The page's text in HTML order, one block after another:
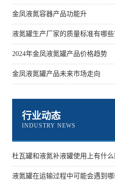
金凤液氮容器产品功能升
液氮罐生产厂家的质量标准有哪些
2024年金凤液氮罐产品价格趋势
金凤液氮罐产品未来市场走向
行业动态
INDUSTRY NEWS
杜瓦罐和液氮补液罐使用上有什么
液氮罐在运输过程中可能会遇到